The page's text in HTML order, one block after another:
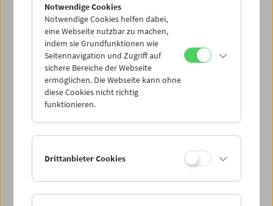
Notwendige Cookies
Notwendige Cookies helfen dabei,
eine Webseite nutzbar zu machen,
indem sie Grundfunktionen wie
Seitennavigation und Zugriff auf
sichere Bereiche der Webseite
ermöglichen. Die Webseite kann ohne
diese Cookies nicht richtig
funktionieren.
Drittanbieter Cookies